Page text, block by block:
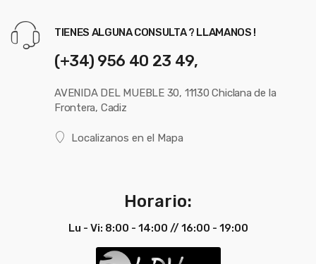
TIENES ALGUNA CONSULTA ? LLAMANOS !
(+34) 956 40 23 49,
AVENIDA DEL MUEBLE 30, 11130 Chiclana de la
Frontera, Cadiz
Localizanos en el Mapa
Horario:
Lu - Vi: 8:00 - 14:00 // 16:00 - 19:00